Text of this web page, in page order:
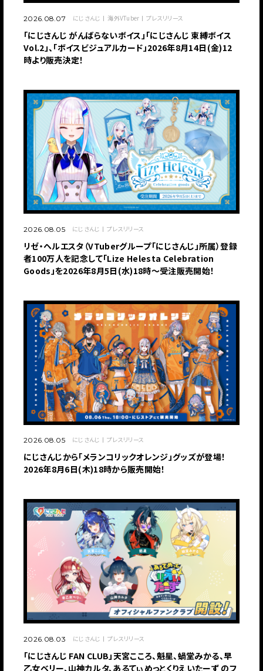
2026.08.07 にじさんじ 海外VTuber プレスリリース
「にじさんじ がんばらないボイス」「にじさんじ 束縛ボイス
Vol.2」、「ボイスビジュアルカード」2026年8月14日(金)12
時より販売決定！
2026.08.05 にじさんじ プレスリリース
リゼ・ヘルエスタ（VTuberグループ「にじさんじ」所属）登録
者100万人を記念して「Lize Helesta Celebration
Goods」を2026年8月5日(水)18時～受注販売開始！
2026.08.05 にじさんじ プレスリリース
にじさんじから「メランコリックオレンジ」グッズが登場！
2026年8月6日(木)18時から販売開始！
2026.08.03 にじさんじ プレスリリース
「にじさんじ FAN CLUB」天宮こころ、魁星、蝸堂みかる、早
乙女ベリー、山神カルタ、あるてぃめっとくりえいたーず のフ